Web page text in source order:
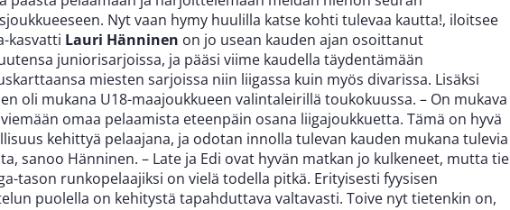
Nyt vaan hymy huulilla katse kohti tulevaa kautta!, iloitsee
kasvatti Lauri Hänninen on jo usean kauden ajan osoittanut
juniorisarjoissa, ja pääsi viime kaudella täydentämään
miesten sarjoissa niin liigassa kuin myös divarissa. Lisäksi
oli mukana U18-maajoukkueen valintaleirillä toukokuussa. – On mukava
omaa pelaamista eteenpäin osana liigajoukkuetta. Tämä on hyvä
kehittyä pelaajana, ja odotan innolla tulevan kauden mukana tulevia
sanoo Hänninen. – Late ja Edi ovat hyvän matkan jo kulkeneet, mutta tie
tason runkopelaajiksi on vielä todella pitkä. Erityisesti fyysisen
puolella on kehitystä tapahduttava valtavasti. Toive nyt tietenkin on,